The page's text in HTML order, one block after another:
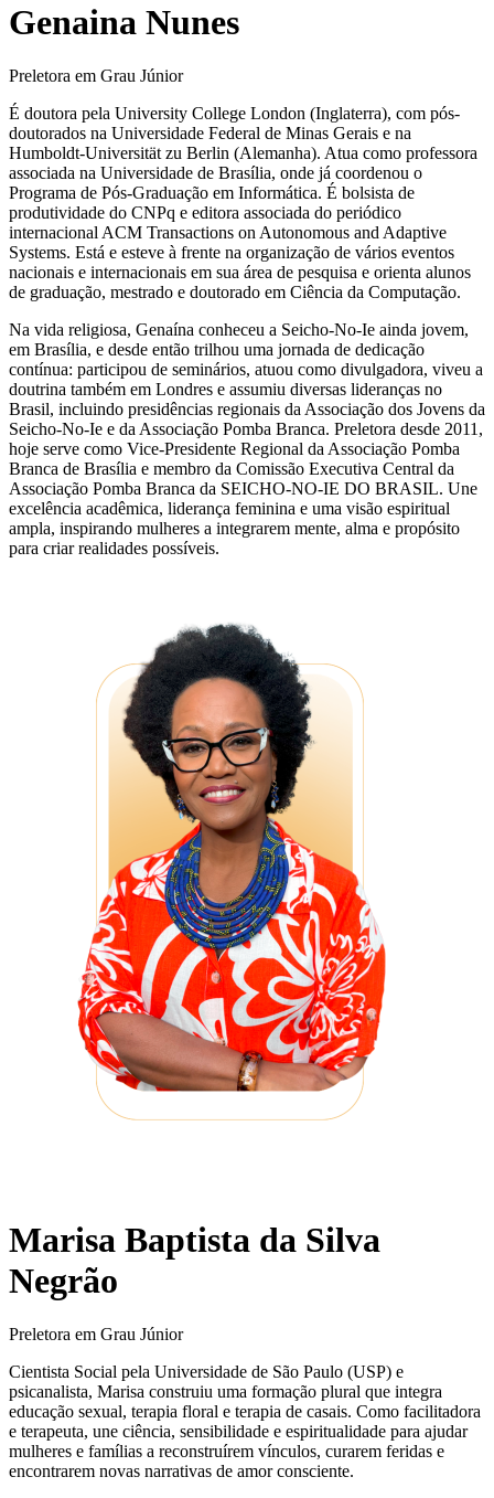
Genaina Nunes
Preletora em Grau Júnior
É doutora pela University College London (Inglaterra), com pós-
doutorados na Universidade Federal de Minas Gerais e na
Humboldt-Universität zu Berlin (Alemanha). Atua como professora
associada na Universidade de Brasília, onde já coordenou o
Programa de Pós-Graduação em Informática. É bolsista de
produtividade do CNPq e editora associada do periódico
internacional ACM Transactions on Autonomous and Adaptive
Systems. Está e esteve à frente na organização de vários eventos
nacionais e internacionais em sua área de pesquisa e orienta alunos
de graduação, mestrado e doutorado em Ciência da Computação.
Na vida religiosa, Genaína conheceu a Seicho-No-Ie ainda jovem,
em Brasília, e desde então trilhou uma jornada de dedicação
contínua: participou de seminários, atuou como divulgadora, viveu a
doutrina também em Londres e assumiu diversas lideranças no
Brasil, incluindo presidências regionais da Associação dos Jovens da
Seicho-No-Ie e da Associação Pomba Branca. Preletora desde 2011,
hoje serve como Vice-Presidente Regional da Associação Pomba
Branca de Brasília e membro da Comissão Executiva Central da
Associação Pomba Branca da SEICHO-NO-IE DO BRASIL. Une
excelência acadêmica, liderança feminina e uma visão espiritual
ampla, inspirando mulheres a integrarem mente, alma e propósito
para criar realidades possíveis.
Marisa Baptista da Silva
Negrão
Preletora em Grau Júnior
Cientista Social pela Universidade de São Paulo (USP) e
psicanalista, Marisa construiu uma formação plural que integra
educação sexual, terapia floral e terapia de casais. Como facilitadora
e terapeuta, une ciência, sensibilidade e espiritualidade para ajudar
mulheres e famílias a reconstruírem vínculos, curarem feridas e
encontrarem novas narrativas de amor consciente.